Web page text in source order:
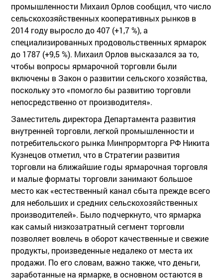
промышленности Михаил Орлов сообщил, что число
сельскохозяйственных кооперативных рынков в
2014 году выросло до 407 (+1,7 %), а
специализированных продовольственных ярмарок
до 1787 (+9,5 %). Михаил Орлов высказался за то,
чтобы вопросы ярмарочной торговли были
включены в Закон о развитии сельского хозяйства,
поскольку это «помогло бы развитию торговли
непосредственно от производителя».
Заместитель директора Департамента развития
внутренней торговли, легкой промышленности и
потребительского рынка Минпрормторга РФ Никита
Кузнецов отметил, что в Стратегии развития
торговли на ближайшие годы ярмарочная торговля
и малые форматы торговли занимают большое
место как «естественный канал сбыта прежде всего
для небольших и средних сельскохозяйственных
производителей». Было подчеркнуто, что ярмарка
как самый низкозатратный сегмент торговли
позволяет вовлечь в оборот качественные и свежие
продукты, произведенные недалеко от места их
продажи. По его словам, важно также, что деньги,
заработанные на ярмарке, в основном остаются в